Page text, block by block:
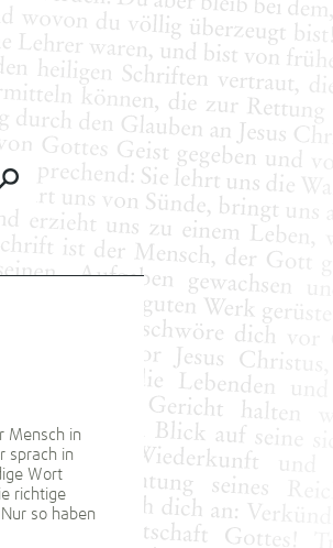
Mensch in
sprach in
Wort
richtige
so haben